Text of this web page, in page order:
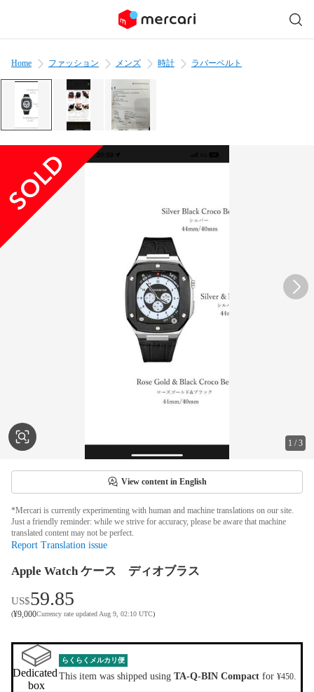
Home ファッション メンズ 時計 ラバーベルト
1 /3
View content in English
*Mercari is currently experimenting with human and machine translations on our site.
Just a friendly reminder: while we strive for accuracy, please be aware that machine
translated content may not be perfect.
Report Translation issue
Apple Watch ケース ディオブラス
US$59.85
(¥9,000Currency rate updated Aug 9, 02:10 UTC)
Dedicated
box
らくらくメルカリ便
This item was shipped using TA-Q-BIN Compact for ¥450.